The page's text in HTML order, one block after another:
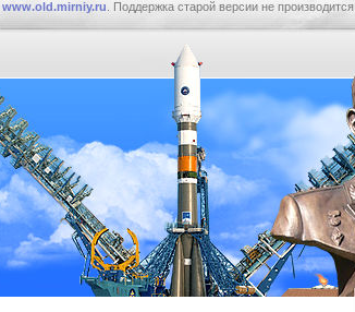
www.old.mirniy.ru . Поддержка старой версии не производится.